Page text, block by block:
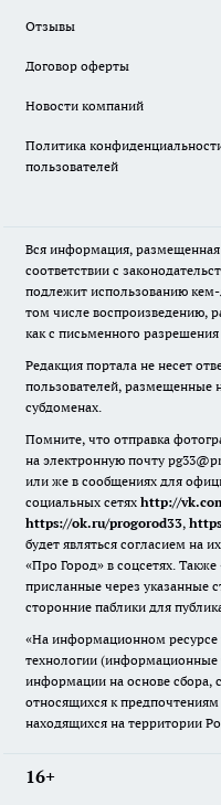
Отзывы
Договор оферты
Новости компаний
Политика
пользователей
Вся информация, размещенная
соответствии с
подлежит использованию
том числе воспроизведению,
как с письменного
Редакция портала не несет
пользователей, размещенные
субдоменах.
Помните, что отправка
на электронную почту
или же в сообщениях для
социальных сетях http://
https://ok.ru/progorod33,
будет являться согласием на
«Про Город» в соцсетях.
присланные через указанные
сторонние паблики для
«На информационном
технологии (информационные
информации на основе сбора,
относящихся к
находящихся на территории
16+